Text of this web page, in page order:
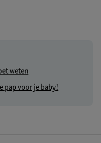
weten
pap voor je baby!